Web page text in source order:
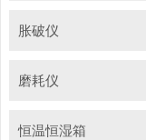
胀破仪
磨耗仪
恒温恒湿箱